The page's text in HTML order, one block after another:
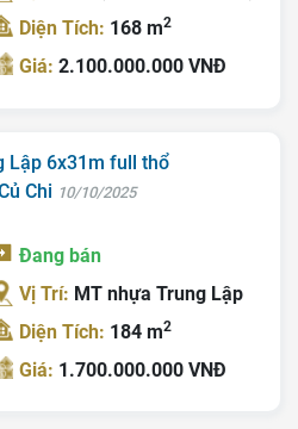
Diện Tích: 168 m2
Giá:2.100.000.000 VNĐ
Lập 6x31m full thổ
Chi 10/10/2025
Đang bán
Vị Trí: MT nhựa Trung Lập
Diện Tích: 184 m2
Giá: 1.700.000.000 VNĐ